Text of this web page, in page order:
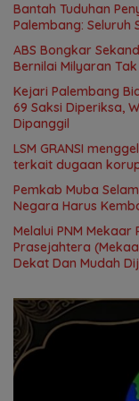
Bantah Tuduhan
Palembang: Seluruh
ABS Bongkar
Bernilai Milyaran
Kejari Palembang
69 Saksi Diperiksa,
Dipanggil
LSM GRANSI
terkait dugaan
Pemkab Muba
Negara Harus
Melalui PNM Mekaar Program Membina Ekonomi Keluarga
Prasejahtera
Dekat Dan Mudah